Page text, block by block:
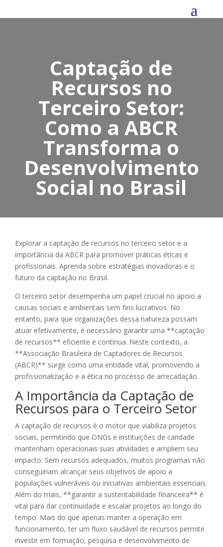
Captação de
Recursos no
Terceiro Setor:
Como a ABCR
Transforma o
Desenvolvimento
Social no Brasil
Explorar a captação de recursos no terceiro setor e a
importância da ABCR para promover práticas éticas e
profissionais. Aprenda sobre estratégias inovadoras e o
futuro da captação no Brasil.
O terceiro setor desempenha um papel crucial no apoio a
causas sociais e ambientais sem fins lucrativos. No
entanto, para que organizações dessa natureza possam
atuar efetivamente, é necessário garantir uma **captação
de recursos** eficiente e contínua. Neste contexto, a
**Associação Brasileira de Captadores de Recursos
(ABCR)** surge como uma entidade vital, promovendo a
profissionalização e a ética no processo de arrecadação.
A Importância da Captação de
Recursos para o Terceiro Setor
A captação de recursos é o motor que viabiliza projetos
sociais, permitindo que ONGs e instituições de caridade
mantenham operacionais suas atividades e ampliem seu
impacto. Sem recursos adequados, muitos programas não
conseguiriam alcançar seus objetivos de apoio a
populações vulneráveis ou iniciativas ambientais essenciais.
Além do mais, **garantir a sustentabilidade financeira** é
vital para dar continuidade e escalar projetos ao longo do
tempo. Mais do que apenas manter a operação em
funcionamento, ter um fluxo saudável de recursos permite
investir em formação, pesquisa e desenvolvimento de